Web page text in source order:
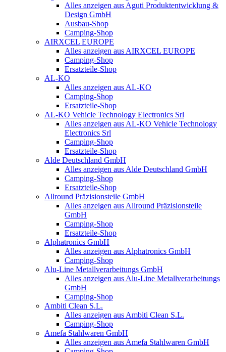
Alles anzeigen aus Aguti Produktentwicklung &
Design GmbH
Ausbau-Shop
Camping-Shop
AIRXCEL EUROPE
Alles anzeigen aus AIRXCEL EUROPE
Camping-Shop
Ersatzteile-Shop
AL-KO
Alles anzeigen aus AL-KO
Camping-Shop
Ersatzteile-Shop
AL-KO Vehicle Technology Electronics Srl
Alles anzeigen aus AL-KO Vehicle Technology
Electronics Srl
Camping-Shop
Ersatzteile-Shop
Alde Deutschland GmbH
Alles anzeigen aus Alde Deutschland GmbH
Camping-Shop
Ersatzteile-Shop
Allround Präzisionsteile GmbH
Alles anzeigen aus Allround Präzisionsteile
GmbH
Camping-Shop
Ersatzteile-Shop
Alphatronics GmbH
Alles anzeigen aus Alphatronics GmbH
Camping-Shop
Alu-Line Metallverarbeitungs GmbH
Alles anzeigen aus Alu-Line Metallverarbeitungs
GmbH
Camping-Shop
Ambiti Clean S.L.
Alles anzeigen aus Ambiti Clean S.L.
Camping-Shop
Amefa Stahlwaren GmbH
Alles anzeigen aus Amefa Stahlwaren GmbH